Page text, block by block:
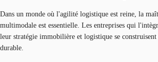
Dans un monde où l'agilité logistique est reine, la
multimodale est essentielle. Les entreprises qui
leur stratégie immobilière et logistique se
durable.